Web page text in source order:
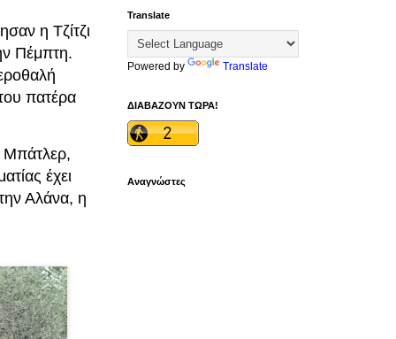
η Τζίτζι
Πέμπτη.
πατέρα
Μπάτλερ,
έχει
Αλάνα, η
Translate
Powered by Translate
ΔΙΑΒΑΖΟΥΝ ΤΩΡΑ!
Αναγνώστες